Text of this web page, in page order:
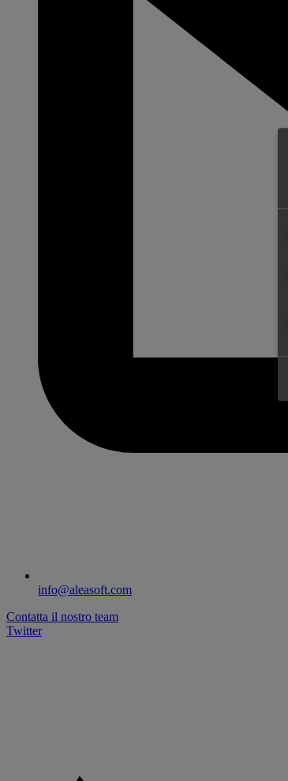
info@aleasoft.com
Contatta il nostro team
Twitter